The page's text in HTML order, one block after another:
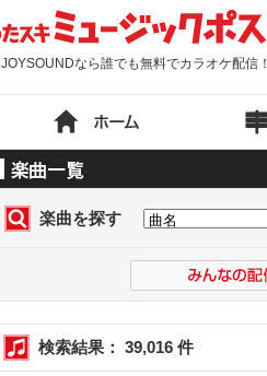
JOYSOUNDなら誰でも無料でカラオケ配信！
楽曲を探す
検索結果： 39,016 件